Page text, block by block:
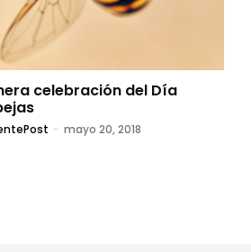
celebración del Día
- mayo 20, 2018